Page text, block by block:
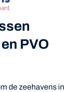
PVO
de zeehavens in